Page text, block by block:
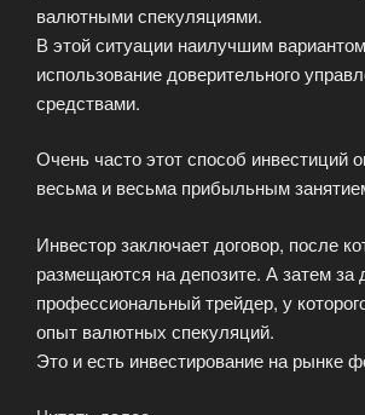
валютными спекуляциями.
В этой ситуации наилучшим
использование доверительного
средствами.
Очень часто этот способ инвестиций
весьма и весьма прибыльным
Инвестор заключает договор, после
размещаются на депозите. А затем за
профессиональный трейдер, у
опыт валютных спекуляций.
Это и есть инвестирование на рынке